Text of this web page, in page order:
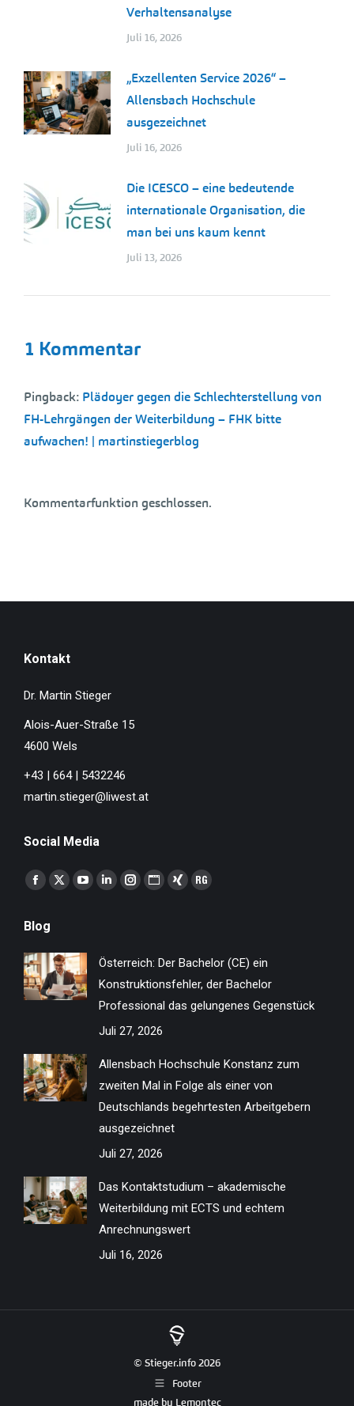
Verhaltensanalyse
Juli 16, 2026
„Exzellenten Service 2026“ –
Allensbach Hochschule
ausgezeichnet
Juli 16, 2026
Die ICESCO – eine bedeutende
internationale Organisation, die
man bei uns kaum kennt
Juli 13, 2026
1 Kommentar
Pingback: Plädoyer gegen die Schlechterstellung von
FH-Lehrgängen der Weiterbildung – FHK bitte
aufwachen! | martinstiegerblog
Kommentarfunktion geschlossen.
Kontakt
Dr. Martin Stieger
Alois-Auer-Straße 15
4600 Wels
+43 | 664 | 5432246
martin.stieger@liwest.at
Social Media
Finden Sie uns auf:
Facebook
opens
in
new
window
X
in
new
window
YouTube
in
new
window
Linkedin
new
window
Instagram
new
window
Website
new
window
XING
new
window
ResearchGate
new
window
Blog
Österreich: Der Bachelor (CE) ein
Konstruktionsfehler, der Bachelor
Professional das gelungenes Gegenstück
Juli 27, 2026
Allensbach Hochschule Konstanz zum
zweiten Mal in Folge als einer von
Deutschlands begehrtesten Arbeitgebern
ausgezeichnet
Juli 27, 2026
Das Kontaktstudium – akademische
Weiterbildung mit ECTS und echtem
Anrechnungswert
Juli 16, 2026
© Stieger.info 2026
Footer
made by Lemontec